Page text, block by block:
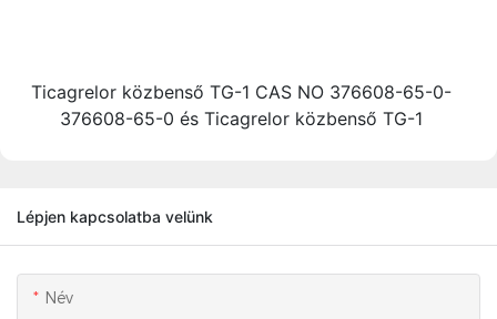
Ticagrelor közbenső TG-1 CAS NO 376608-65-0-
376608-65-0 és Ticagrelor közbenső TG-1
Lépjen kapcsolatba velünk
Név